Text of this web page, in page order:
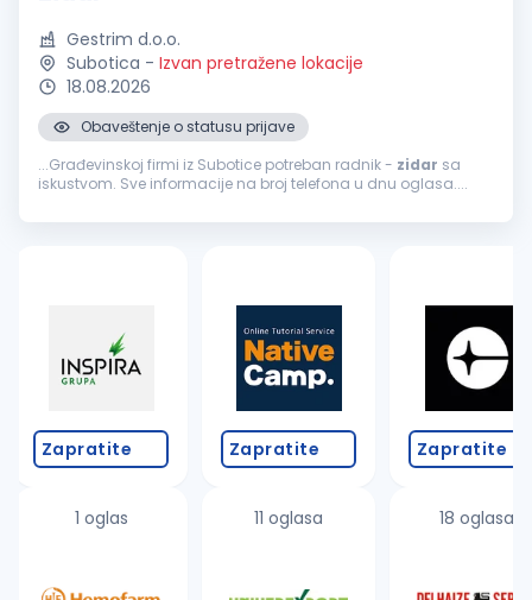
Gestrim d.o.o.
Subotica - Izvan pretražene lokacije
18.08.2026
Obaveštenje o statusu prijave
...Građevinskoj firmi iz Subotice potreban radnik - zidar sa
iskustvom. Sve informacije na broj telefona u dnu oglasa....
Zapratite
1 oglas
Zapratite
11 oglasa
Zapratite
18 oglasa